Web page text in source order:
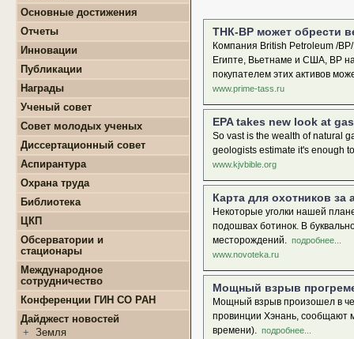
+
базовые проекты по
приоритетным
+ Гранты
+ Международные
+
Завершенные проекты.
Основные достижения
Отчеты
+
Фундаментальные
базовые проекты по
направлениям РАН
+ Программы Президиума
+ Программы Отделения
наук о Земле РАН
+
программы Сибирского
отделения РАН
Инновации
Публикации
+
Монографии
Награды
Ученый совет
Совет молодых ученых
+
+
Список молодых ученых
+
Положение о СМУ ГИН
СО РАН
+ ФЦП "ЖИЛИЩЕ"
+ Популяризация науки
Диссертационный совет
Аспирантура
+
деятельность
+ Информация для
поступающих
+ Поступление в ВУЗ
онлайн
+ Аттестация аспирантов
+ Личные кабинеты
аспирантов
+
Нормативные документы
+
Полезные ссылки
Охрана труда
Библиотека
ЦКП
+
+ Оборудование
+
образцов
+ Документы
Обсерватории и
стационары
+
+ Обсерватории
+
Стационары
+
Контакты
Международное
сотрудничество
Конференции ГИН СО РАН
Дайджест новостей
+ Земля
ТНК-ВР может обрести
Компания British Petroleum /
Египте, Вьетнаме и США, ВР
покупателем этих активов
www.prime-tass.ru
EPA takes new look at
So vast is the wealth of natural
geologists estimate it's enough
www.kjvbible.org
Карта для охотников за
Некоторые уголки нашей
подошвах ботинок. В
месторождений. подробнее...
www.novoteka.ru
Мощный взрыв
Мощный взрыв произошел в
провинции Хэнань, сообщают
времени). подробнее...